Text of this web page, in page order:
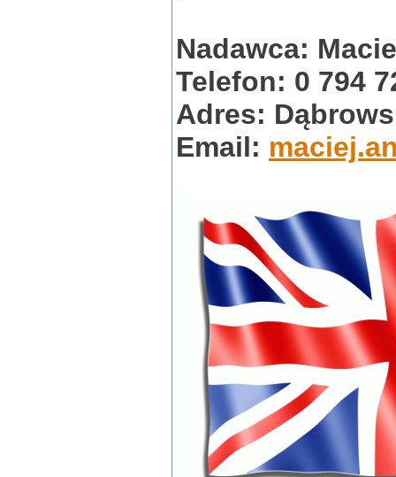
Nadawca:
Telefon: 0 794
Adres:
Email: